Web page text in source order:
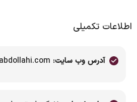
اطلاعات تکمیلی
آدرس وب سایت: